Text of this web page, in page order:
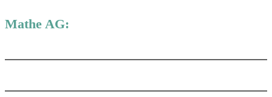
Mathe AG: